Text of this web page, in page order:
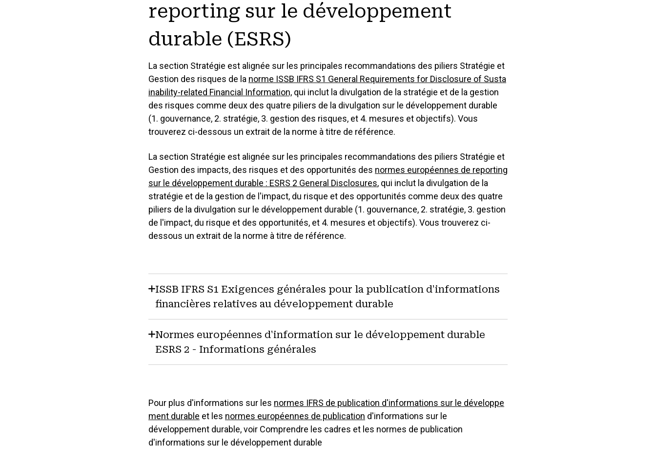
reporting sur le développement
durable (ESRS)
La section Stratégie est alignée sur les principales recommandations des piliers Stratégie et
Gestion des risques de la norme ISSB IFRS S1 General Requirements for Disclosure of Susta
inability-related Financial Information, qui inclut la divulgation de la stratégie et de la gestion
des risques comme deux des quatre piliers de la divulgation sur le développement durable
(1. gouvernance, 2. stratégie, 3. gestion des risques, et 4. mesures et objectifs). Vous
trouverez ci-dessous un extrait de la norme à titre de référence.
La section Stratégie est alignée sur les principales recommandations des piliers Stratégie et
Gestion des impacts, des risques et des opportunités des normes européennes de reporting
sur le développement durable : ESRS 2 General Disclosures, qui inclut la divulgation de la
stratégie et de la gestion de l'impact, du risque et des opportunités comme deux des quatre
piliers de la divulgation sur le développement durable (1. gouvernance, 2. stratégie, 3. gestion
de l'impact, du risque et des opportunités, et 4. mesures et objectifs). Vous trouverez ci-
dessous un extrait de la norme à titre de référence.
ISSB IFRS S1 Exigences générales pour la publication d'informations
financières relatives au développement durable
Normes européennes d'information sur le développement durable
ESRS 2 - Informations générales
Pour plus d'informations sur les normes IFRS de publication d'informations sur le développe
ment durable et les normes européennes de publication d'informations sur le
développement durable, voir Comprendre les cadres et les normes de publication
d'informations sur le développement durable